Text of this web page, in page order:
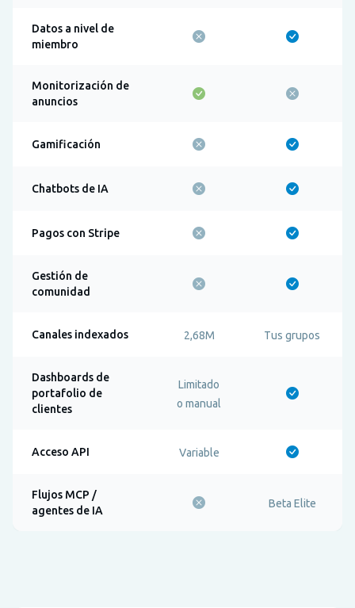
Datos a nivel de
miembro
Monitorización de
anuncios
Gamificación
Chatbots de IA
Pagos con Stripe
Gestión de
comunidad
Canales indexados 2,68M Tus grupos
Dashboards de
portafolio de
clientes
Limitado
o manual
Acceso API Variable
Flujos MCP /
agentes de IA
Beta Elite